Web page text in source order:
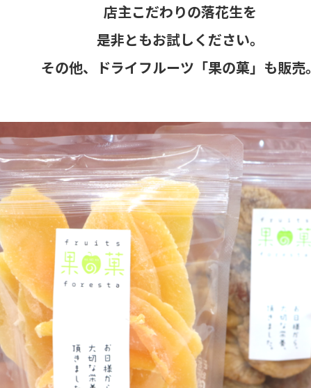
店主こだわりの落花生を
是非ともお試しください。
その他、ドライフルーツ「果の菓」も販売。